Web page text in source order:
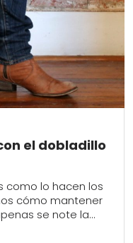
el dobladillo
como lo hacen los
cómo mantener
se note la